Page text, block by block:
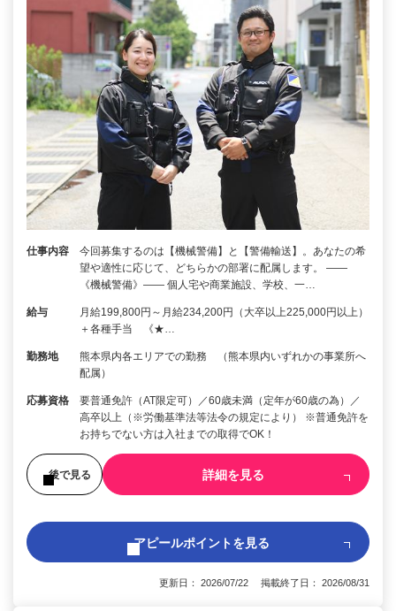
仕事内容
今回募集するのは【機械警備】と【警備輸送】。あなたの希
望や適性に応じて、どちらかの部署に配属します。 ――
《機械警備》―― 個人宅や商業施設、学校、一…
給与
月給199,800円～月給234,200円（大卒以上225,000円以上）
＋各種手当 《★…
勤務地
熊本県内各エリアでの勤務 （熊本県内いずれかの事業所へ
配属）
応募資格
要普通免許（AT限定可）／60歳未満（定年が60歳の為）／
高卒以上（※労働基準法等法令の規定により） ※普通免許を
お持ちでない方は入社までの取得でOK！
後で見る 詳細を見る
アピールポイントを見る
更新日： 2026/07/22 掲載終了日： 2026/08/31